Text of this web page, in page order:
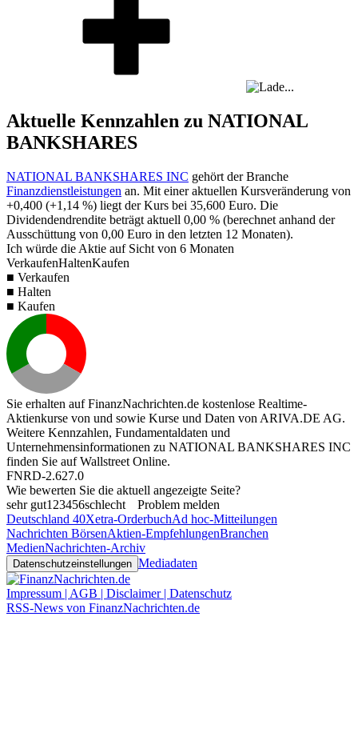
Aktuelle Kennzahlen zu NATIONAL
BANKSHARES
NATIONAL BANKSHARES INC gehört der Branche
Finanzdienstleistungen an. Mit einer aktuellen Kursveränderung von
+0,400 (+1,14 %) liegt der Kurs bei 35,600 Euro. Die
Dividendendrendite beträgt aktuell 0,00 % (berechnet anhand der
Ausschüttung von 0,00 Euro in den letzten 12 Monaten).
Ich würde die Aktie auf Sicht von 6 Monaten
VerkaufenHaltenKaufen
■ Verkaufen
■ Halten
■ Kaufen
Sie erhalten auf FinanzNachrichten.de kostenlose Realtime-
Aktienkurse von und sowie Kurse und Daten von ARIVA.DE AG.
Weitere Kennzahlen, Fundamentaldaten und
Unternehmensinformationen zu NATIONAL BANKSHARES INC
finden Sie aufWallstreet Online.
FNRD-2.627.0
Wie bewerten Sie die aktuell angezeigte Seite?
sehr gut1 23456schlecht
Problem melden
Deutschland 40Xetra-OrderbuchAd hoc-Mitteilungen
Nachrichten BörsenAktien-EmpfehlungenBranchen
MedienNachrichten-Archiv
Datenschutzeinstellungen Mediadaten
Impressum | AGB | Disclaimer | Datenschutz
RSS-News von FinanzNachrichten.de